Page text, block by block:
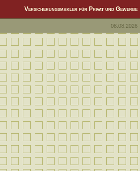
Versicherungsmakler für Privat und Gewerbe
08.08.2026